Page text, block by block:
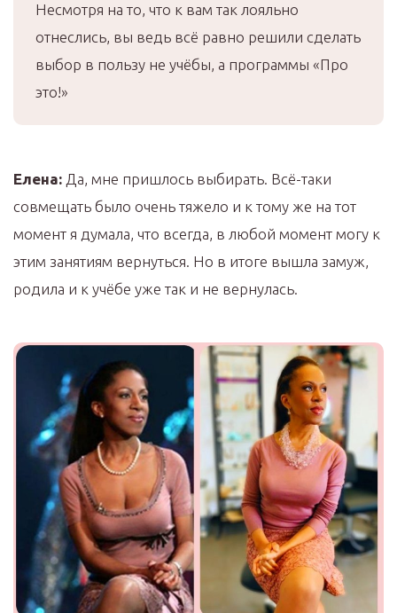
Несмотря на то, что к вам так лояльно
отнеслись, вы ведь всё равно решили сделать
выбор в пользу не учёбы, а программы «Про
это!»
Елена: Да, мне пришлось выбирать. Всё-таки
совмещать было очень тяжело и к тому же на тот
момент я думала, что всегда, в любой момент могу к
этим занятиям вернуться. Но в итоге вышла замуж,
родила и к учёбе уже так и не вернулась.